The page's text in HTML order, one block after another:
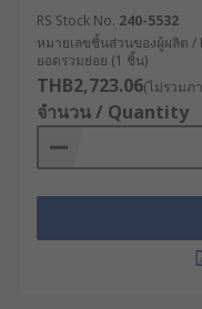
V90 สำหรับงาน
ต่อเนื่อง
ตรวจสอบความเ
รองรับเฉพาะ
ตรวจสอบคู่มือก่อ
งานได้กับอุปกรณ์ที่
อุณหภูมิสูงหรือส
ควรเลือกแบรนด์
RS Stock No. 240-5532
หมายเลขชิ้นส่วนของผู้ผลิต /
ยอดรวมย่อย (1 ชิ้น)
THB2,723.06(ไม่รวมภ
จำนวน / Quantity